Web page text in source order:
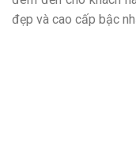
đẹp và cao cấp bậc